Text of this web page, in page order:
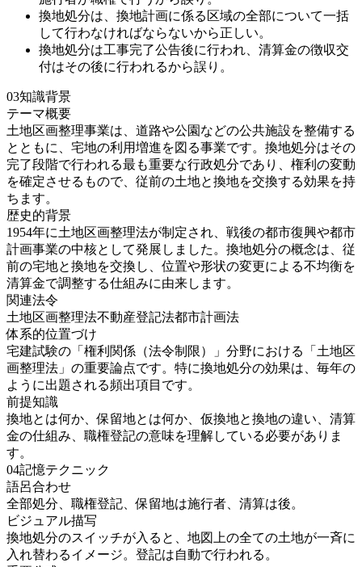
換地処分は、換地計画に係る区域の全部について一括
して行わなければならないから正しい。
換地処分は工事完了公告後に行われ、清算金の徴収交
付はその後に行われるから誤り。
03知識背景
テーマ概要
土地区画整理事業は、道路や公園などの公共施設を整備する
とともに、宅地の利用増進を図る事業です。換地処分はその
完了段階で行われる最も重要な行政処分であり、権利の変動
を確定させるもので、従前の土地と換地を交換する効果を持
ちます。
歴史的背景
1954年に土地区画整理法が制定され、戦後の都市復興や都市
計画事業の中核として発展しました。換地処分の概念は、従
前の宅地と換地を交換し、位置や形状の変更による不均衡を
清算金で調整する仕組みに由来します。
関連法令
土地区画整理法不動産登記法都市計画法
体系的位置づけ
宅建試験の「権利関係（法令制限）」分野における「土地区
画整理法」の重要論点です。特に換地処分の効果は、毎年の
ように出題される頻出項目です。
前提知識
換地とは何か、保留地とは何か、仮換地と換地の違い、清算
金の仕組み、職権登記の意味を理解している必要がありま
す。
04記憶テクニック
語呂合わせ
全部処分、職権登記、保留地は施行者、清算は後。
ビジュアル描写
換地処分のスイッチが入ると、地図上の全ての土地が一斉に
入れ替わるイメージ。登記は自動で行われる。